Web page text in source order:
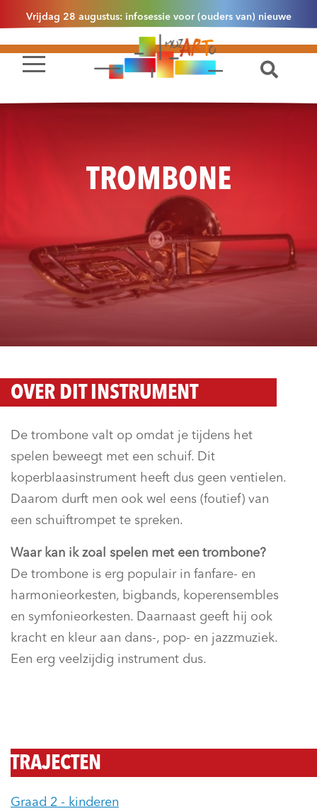
Vrijdag 28 augustus: infosessie voor (ouders van) nieuwe
leerlingen 2.1 om 13u30 in Essen
TROMBONE
OVER DIT INSTRUMENT
De trombone valt op omdat je tijdens het
spelen beweegt met een schuif. Dit
koperblaasinstrument heeft dus geen ventielen.
Daarom durft men ook wel eens (foutief) van
een schuiftrompet te spreken.
Waar kan ik zoal spelen met een trombone?
De trombone is erg populair in fanfare- en
harmonieorkesten, bigbands, koperensembles
en symfonieorkesten. Daarnaast geeft hij ook
kracht en kleur aan dans-, pop- en jazzmuziek.
Een erg veelzijdig instrument dus.
TRAJECTEN
Graad 2 - kinderen